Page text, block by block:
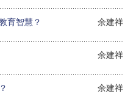
育智慧？ 余建祥
余建祥
余建祥